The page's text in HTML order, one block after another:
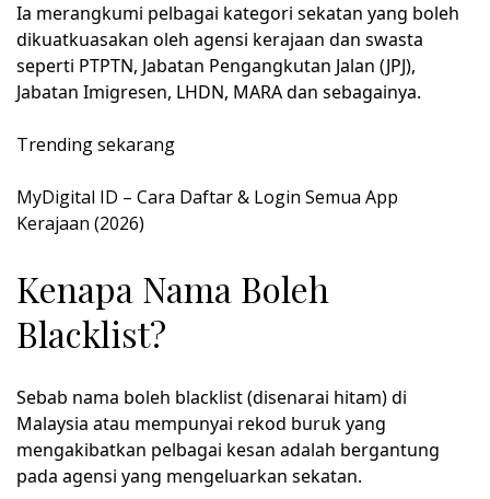
Ia merangkumi pelbagai kategori sekatan yang boleh
dikuatkuasakan oleh agensi kerajaan dan swasta
seperti PTPTN, Jabatan Pengangkutan Jalan (JPJ),
Jabatan Imigresen, LHDN, MARA dan sebagainya.
Trending sekarang
MyDigital ID – Cara Daftar & Login Semua App
Kerajaan (2026)
Kenapa Nama Boleh
Blacklist?
Sebab nama boleh blacklist (disenarai hitam) di
Malaysia atau mempunyai rekod buruk yang
mengakibatkan pelbagai kesan adalah bergantung
pada agensi yang mengeluarkan sekatan.